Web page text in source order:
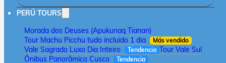
PERÚ TOURS
Morada dos Deuses (Apukunaq Tianan)
Tour Machu Picchu tudo incluido 1 dia
Más vendido
Vale Sagrado Luxo Dia Inteiro Tendencia Tour Vale Sul
Ônibus Panorâmico Cusco
Tendencia